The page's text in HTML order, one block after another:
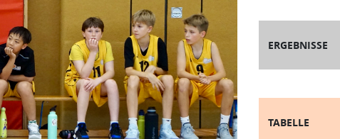
ERGEBNISSE
TABELLE